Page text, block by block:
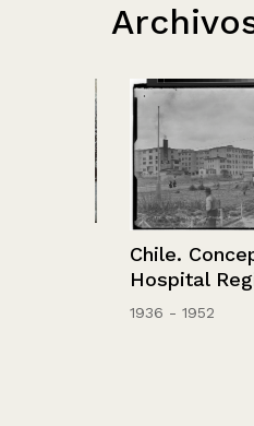
Chile.
Hospital
1936 - 1952